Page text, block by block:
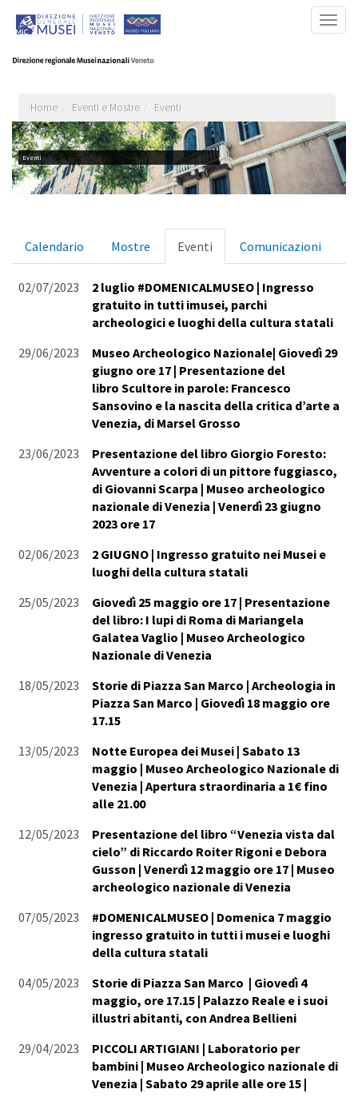
principale
Home Eventi e Mostre Eventi
Eventi
Schede
primarie
Calendario Mostre Eventi (scheda
attiva)
Comunicazioni
02/07/2023
2 luglio #DOMENICALMUSEO | Ingresso
gratuito in tutti imusei, parchi
archeologici e luoghi della cultura statali
29/06/2023
Museo Archeologico Nazionale| Giovedì 29
giugno ore 17 | Presentazione del
libro Scultore in parole: Francesco
Sansovino e la nascita della critica d’arte a
Venezia, di Marsel Grosso
23/06/2023
Presentazione del libro Giorgio Foresto:
Avventure a colori di un pittore fuggiasco,
di Giovanni Scarpa | Museo archeologico
nazionale di Venezia | Venerdì 23 giugno
2023 ore 17
02/06/2023
2 GIUGNO | Ingresso gratuito nei Musei e
luoghi della cultura statali
25/05/2023
Giovedì 25 maggio ore 17 | Presentazione
del libro: I lupi di Roma di Mariangela
Galatea Vaglio | Museo Archeologico
Nazionale di Venezia
18/05/2023
Storie di Piazza San Marco | Archeologia in
Piazza San Marco | Giovedì 18 maggio ore
17.15
13/05/2023
Notte Europea dei Musei | Sabato 13
maggio | Museo Archeologico Nazionale di
Venezia | Apertura straordinaria a 1€ fino
alle 21.00
12/05/2023
Presentazione del libro “Venezia vista dal
cielo” di Riccardo Roiter Rigoni e Debora
Gusson | Venerdì 12 maggio ore 17 | Museo
archeologico nazionale di Venezia
07/05/2023
#DOMENICALMUSEO | Domenica 7 maggio
ingresso gratuito in tutti i musei e luoghi
della cultura statali
04/05/2023
Storie di Piazza San Marco | Giovedì 4
maggio, ore 17.15 | Palazzo Reale e i suoi
illustri abitanti, con Andrea Bellieni
29/04/2023
PICCOLI ARTIGIANI | Laboratorio per
bambini | Museo Archeologico nazionale di
Venezia | Sabato 29 aprile alle ore 15 |